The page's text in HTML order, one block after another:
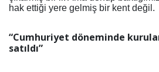
hak ettiği yere gelmiş bir kent değil.
“Cumhuriyet döneminde
satıldı”